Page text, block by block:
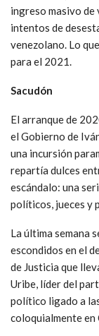
ingreso masivo de
intentos de
venezolano. Lo
para el 2021.
Sacudón
El arranque de
el Gobierno de
una incursión
repartía dulces
escándalo: una
políticos, jueces y
La última semana
escondidos en el
de Justicia que
Uribe, líder del
político ligado a
coloquialmente en